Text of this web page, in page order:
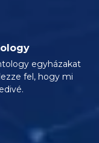
egyházakat
fel, hogy mi